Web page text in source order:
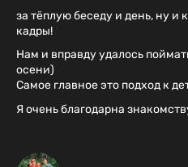
за тёплую беседу и день, ну и
кадры!
Нам и вправду удалось
осени)
Самое главное это подход к
Я очень благодарна